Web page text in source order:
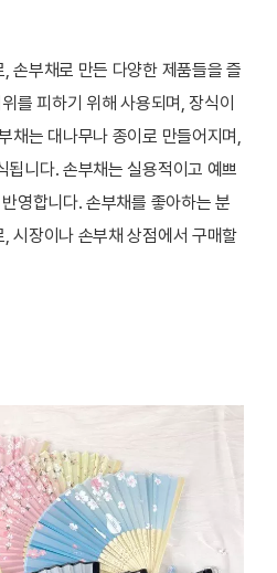
손부채로 만든 다양한 제품들을 즐
를 피하기 위해 사용되며, 장식이
채는 대나무나 종이로 만들어지며,
됩니다. 손부채는 실용적이고 예쁘
영합니다. 손부채를 좋아하는 분
시장이나 손부채 상점에서 구매할